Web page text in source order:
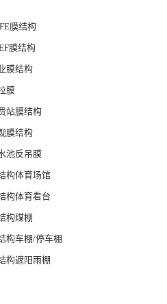
膜结构
膜结构
膜结构
膜
站膜结构
膜结构
池反吊膜
构体育场馆
构体育看台
构煤棚
构车棚/停车棚
构遮阳雨棚